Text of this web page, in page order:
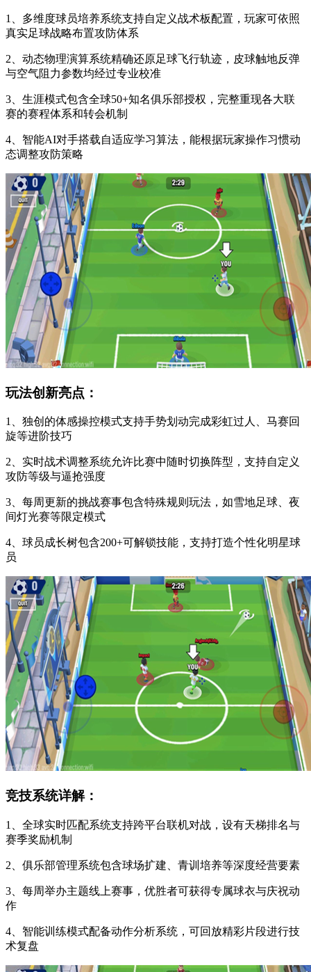
1、多维度球员培养系统支持自定义战术板配置，玩家可依照
真实足球战略布置攻防体系
2、动态物理演算系统精确还原足球飞行轨迹，皮球触地反弹
与空气阻力参数均经过专业校准
3、生涯模式包含全球50+知名俱乐部授权，完整重现各大联
赛的赛程体系和转会机制
4、智能AI对手搭载自适应学习算法，能根据玩家操作习惯动
态调整攻防策略
玩法创新亮点：
1、独创的体感操控模式支持手势划动完成彩虹过人、马赛回
旋等进阶技巧
2、实时战术调整系统允许比赛中随时切换阵型，支持自定义
攻防等级与逼抢强度
3、每周更新的挑战赛事包含特殊规则玩法，如雪地足球、夜
间灯光赛等限定模式
4、球员成长树包含200+可解锁技能，支持打造个性化明星球
员
竞技系统详解：
1、全球实时匹配系统支持跨平台联机对战，设有天梯排名与
赛季奖励机制
2、俱乐部管理系统包含球场扩建、青训培养等深度经营要素
3、每周举办主题线上赛事，优胜者可获得专属球衣与庆祝动
作
4、智能训练模式配备动作分析系统，可回放精彩片段进行技
术复盘